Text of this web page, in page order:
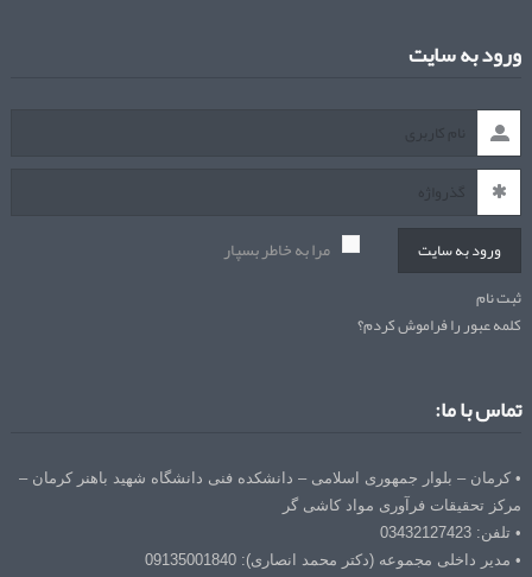
ورود به سایت
ورود به سایت مرا به خاطر بسپار
ثبت نام
کلمه عبور را فراموش کردم؟
تماس با ما:
• کرمان – بلوار جمهوری اسلامی – دانشکده فنی دانشگاه شهید باهنر کرمان –
مرکز تحقیقات فرآوری مواد کاشی گر
• تلفن: 03432127423
• مدیر داخلی مجموعه (دکتر محمد انصاری): 09135001840